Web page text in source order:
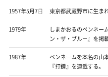
1957年5月7日 東京都武蔵野市に生ま
1979年
しまかおるのペンネー
ン・ザ・ブルー』を掲
1987年
ペンネームを本名の山
『打鐘』を連載する。